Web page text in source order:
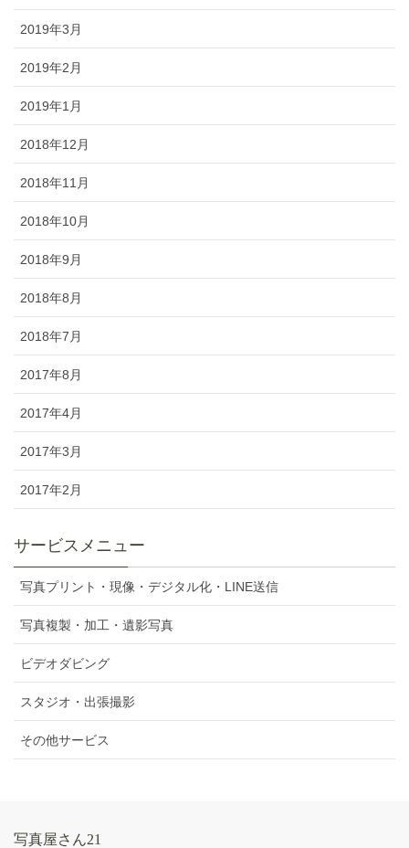
2019年3月
2019年2月
2019年1月
2018年12月
2018年11月
2018年10月
2018年9月
2018年8月
2018年7月
2017年8月
2017年4月
2017年3月
2017年2月
サービスメニュー
写真プリント・現像・デジタル化・LINE送信
写真複製・加工・遺影写真
ビデオダビング
スタジオ・出張撮影
その他サービス
写真屋さん21